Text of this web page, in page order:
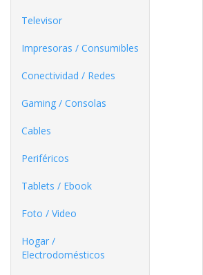
Televisor
Impresoras / Consumibles
Conectividad / Redes
Gaming / Consolas
Cables
Periféricos
Tablets / Ebook
Foto / Video
Hogar /
Electrodomésticos